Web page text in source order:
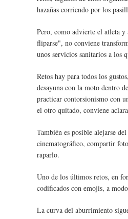
hazañas corriendo por los
Pero, como advierte el atleta
fliparse", no conviene
unos servicios sanitarios a los
Retos hay para todos los
desayuna con la moto dentro
practicar contorsionismo con
el otro quitado, conviene
También es posible alejarse
cinematográfico, compartir
raparlo.
Uno de los últimos retos, en
codificados con emojis, a
La curva del aburrimiento